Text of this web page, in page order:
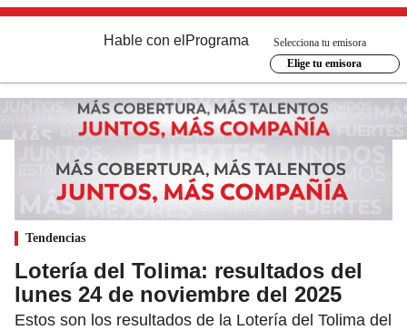
Hable con el Programa
Selecciona tu emisora
Elige tu emisora
Tendencias
Lotería del Tolima: resultados del
lunes 24 de noviembre del 2025
Estos son los resultados de la Lotería del Tolima del